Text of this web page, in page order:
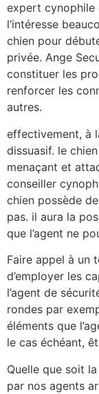
expert cynophile
l’intéresse
chien pour
privée. Ange
constituer les
renforcer les
autres.
effectivement, à
dissuasif. le
menaçant et
conseiller
chien possède
pas. il aura la
que l’agent ne
Faire appel à un
d’employer les
l’agent de
rondes par
éléments que
le cas échéant,
Quelle que soit
par nos agents